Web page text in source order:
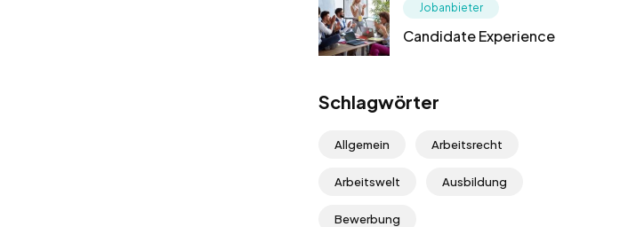
Jobanbieter
Candidate Experience
Schlagwörter
Allgemein Arbeitsrecht
Arbeitswelt Ausbildung
Bewerbung